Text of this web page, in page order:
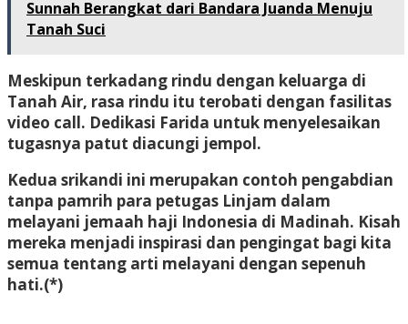
Sunnah Berangkat dari Bandara Juanda Menuju
Tanah Suci
Meskipun terkadang rindu dengan keluarga di
Tanah Air, rasa rindu itu terobati dengan fasilitas
video call. Dedikasi Farida untuk menyelesaikan
tugasnya patut diacungi jempol.
Kedua srikandi ini merupakan contoh pengabdian
tanpa pamrih para petugas Linjam dalam
melayani jemaah haji Indonesia di Madinah. Kisah
mereka menjadi inspirasi dan pengingat bagi kita
semua tentang arti melayani dengan sepenuh
hati.(*)